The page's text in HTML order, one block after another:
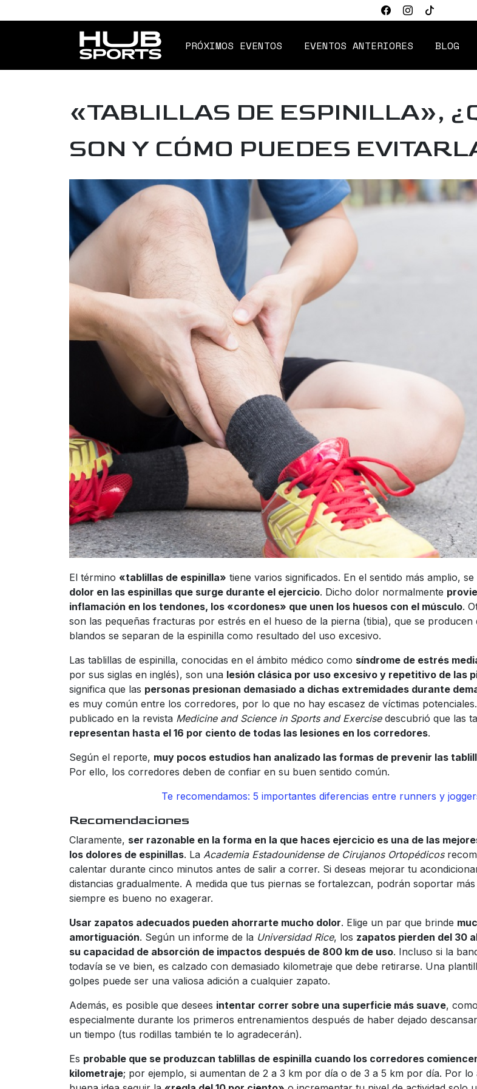
PRÓXIMOS EVENTOS EVENTOS ANTERIORES BLOG
«TABLILLAS DE ESPINILLA»,
SON Y CÓMO PUEDES
El término «tablillas de espinilla» tiene varios significados. En el sentido más amplio,
dolor en las espinillas que surge durante el ejercicio. Dicho dolor normalmente
inflamación en los tendones, los «cordones» que unen los huesos con el músculo.
son las pequeñas fracturas por estrés en el hueso de la pierna (tibia), que se producen
blandos se separan de la espinilla como resultado del uso excesivo.
Las tablillas de espinilla, conocidas en el ámbito médico como síndrome de estrés
por sus siglas en inglés), son una lesión clásica por uso excesivo y repetitivo de las
significa que las personas presionan demasiado a dichas extremidades durante
es muy común entre los corredores, por lo que no hay escasez de víctimas
publicado en la revista Medicine and Science in Sports and Exercisedescubrió que las
representan hasta el 16 por ciento de todas las lesiones en los corredores.
Según el reporte, muy pocos estudios han analizado las formas de prevenir las
Por ello, los corredores deben de confiar en su buen sentido común.
Te recomendamos: 5 importantes diferencias entre runners y
Recomendaciones
Claramente, ser razonable en la forma en la que haces ejercicio es una de las
los dolores de espinillas. La Academia Estadounidense de Cirujanos Ortopédicos
calentar durante cinco minutos antes de salir a correr. Si deseas mejorar tu
distancias gradualmente. A medida que tus piernas se fortalezcan, podrán soportar
siempre es bueno no exagerar.
Usar zapatos adecuados pueden ahorrarte mucho dolor. Elige un par que brinde
amortiguación. Según un informe de la Universidad Rice, los zapatos pierden del 30
su capacidad de absorción de impactos después de 800 km de uso. Incluso si la
todavía se ve bien, es calzado con demasiado kilometraje que debe retirarse. Una
golpes puede ser una valiosa adición a cualquier zapato.
Además, es posible que desees intentar correr sobre una superficie más suave,
especialmente durante los primeros entrenamientos después de haber dejado
un tiempo (tus rodillas también te lo agradecerán).
Es probable que se produzcan tablillas de espinilla cuando los corredores
kilometraje; por ejemplo, si aumentan de 2 a 3 km por día o de 3 a 5 km por día. Por